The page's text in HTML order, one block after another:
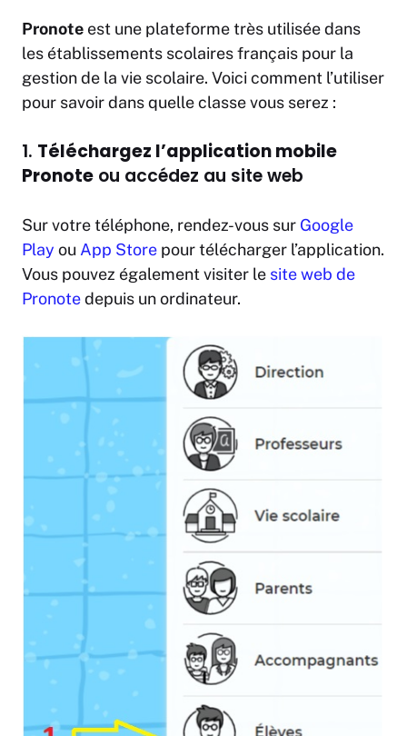
Pronote est une plateforme très utilisée dans
les établissements scolaires français pour la
gestion de la vie scolaire. Voici comment l’utiliser
pour savoir dans quelle classe vous serez :
1. Téléchargez l’application mobile
Pronote ou accédez au site web
Sur votre téléphone, rendez-vous sur Google
Play ou App Store pour télécharger l’application.
Vous pouvez également visiter le site web de
Pronotedepuis un ordinateur.